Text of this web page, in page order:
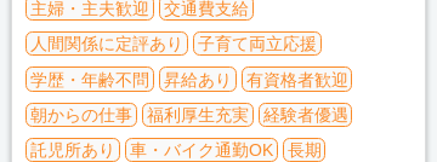
主婦・主夫歓迎
交通費支給
人間関係に定評あり
子育て両立応援
学歴・年齢不問
昇給あり
有資格者歓迎
朝からの仕事
福利厚生充実
経験者優遇
託児所あり
車・バイク通勤OK 長期